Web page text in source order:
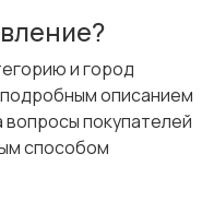
и город
описанием
вопросы покупателей
способом